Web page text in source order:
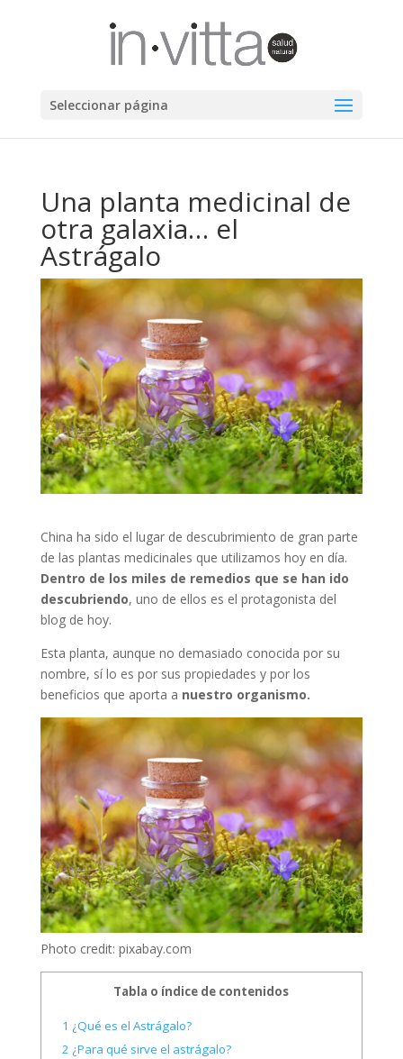
Seleccionar página
Una planta medicinal de
otra galaxia… el
Astrágalo
China ha sido el lugar de descubrimiento de gran parte
de las plantas medicinales que utilizamos hoy en día.
Dentro de los miles de remedios que se han ido
descubriendo, uno de ellos es el protagonista del
blog de hoy.
Esta planta, aunque no demasiado conocida por su
nombre, sí lo es por sus propiedades y por los
beneficios que aporta a nuestro organismo.
Photo credit: pixabay.com
Tabla o índice de contenidos
1 ¿Qué es el Astrágalo?
2 ¿Para qué sirve el astrágalo?